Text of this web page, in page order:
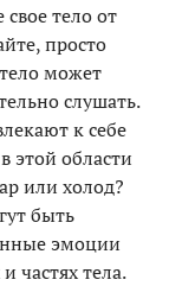
тело от
просто
может
слушать.
к себе
области
или холод?
быть
эмоции
частях тела.